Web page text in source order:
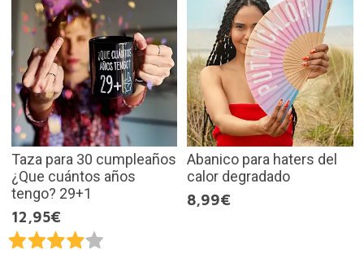
Taza para 30 cumpleaños
¿Que cuántos años
tengo? 29+1
12,95€
Abanico para haters del
calor degradado
8,99€